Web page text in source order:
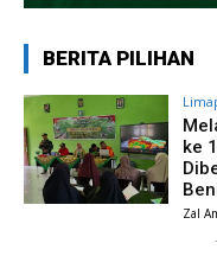
BERITA PILIHAN
ke
Zal